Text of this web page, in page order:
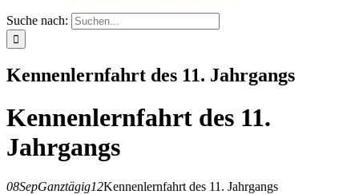
Suche nach:
Kennenlernfahrt des 11. Jahrgangs
Kennenlernfahrt des 11.
Jahrgangs
08SepGanztägig12Kennenlernfahrt des 11. Jahrgangs